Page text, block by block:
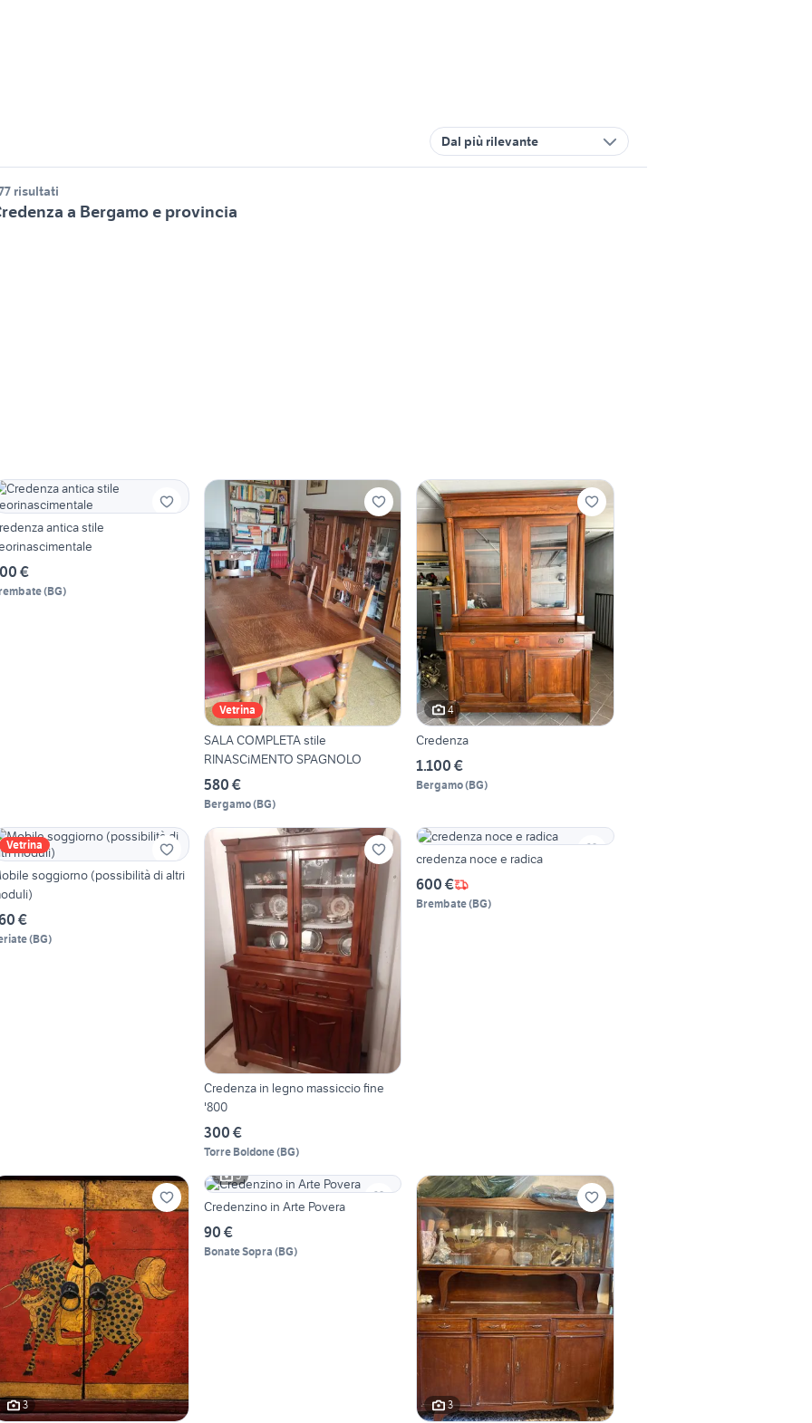
Dal più rilevante
risultati
a Bergamo e provincia
antica stile
€
(BG)
Vetrina
SALA COMPLETA stile
RINASCiMENTO SPAGNOLO
580 €
Bergamo(BG)
4
Credenza
1.100 €
Bergamo(BG)
Vetrina
soggiorno (possibilità di altri
€
(BG)
Credenza in legno massiccio fine
'800
300 €
Torre Boldone(BG)
credenza noce e radica
600 €
Brembate(BG)
3
5
Credenzino in Arte Povera
90 €
Bonate Sopra (BG)
3